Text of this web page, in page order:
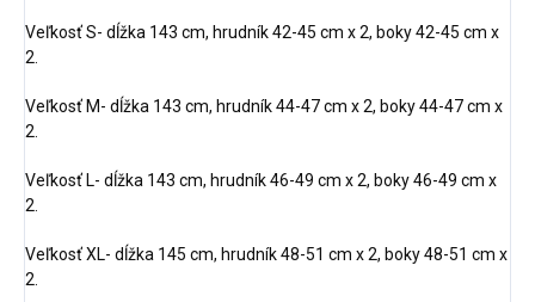
Veľkosť S- dĺžka 143 cm, hrudník 42-45 cm x 2, boky 42-45 cm x
2.
Veľkosť M- dĺžka 143 cm, hrudník 44-47 cm x 2, boky 44-47 cm x
2.
Veľkosť L- dĺžka 143 cm, hrudník 46-49 cm x 2, boky 46-49 cm x
2.
Veľkosť XL- dĺžka 145 cm, hrudník 48-51 cm x 2, boky 48-51 cm x
2.